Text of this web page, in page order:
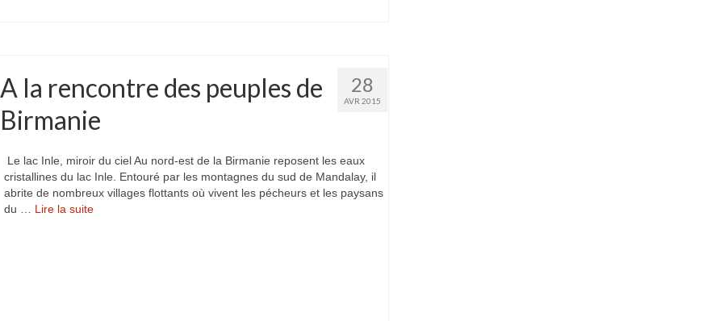
28
AVR 2015
A la rencontre des peuples de
Birmanie
Le lac Inle, miroir du ciel Au nord-est de la Birmanie reposent les eaux
cristallines du lac Inle. Entouré par les montagnes du sud de Mandalay, il
abrite de nombreux villages flottants où vivent les pécheurs et les paysans
du … Lire la suite­­